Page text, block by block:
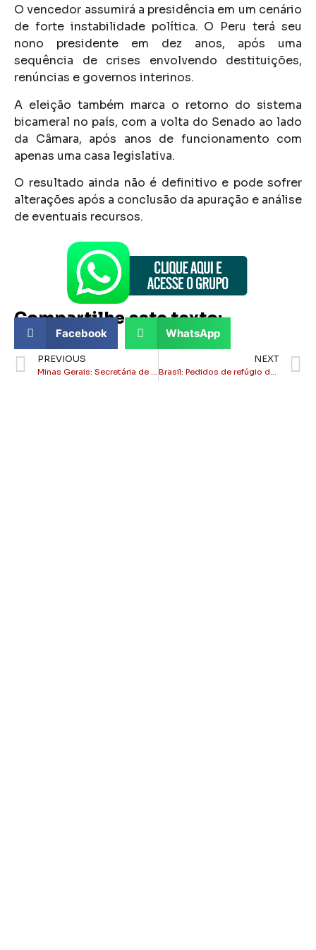
O vencedor assumirá a presidência em um cenário
de forte instabilidade política. O Peru terá seu
nono presidente em dez anos, após uma
sequência de crises envolvendo destituições,
renúncias e governos interinos.
A eleição também marca o retorno do sistema
bicameral no país, com a volta do Senado ao lado
da Câmara, após anos de funcionamento com
apenas uma casa legislativa.
O resultado ainda não é definitivo e pode sofrer
alterações após a conclusão da apuração e análise
de eventuais recursos.
Compartilhe este texto:
Facebook WhatsApp
PREVIOUS
Minas Gerais: Secretária de Saúde de Orizânia é presa por suspeita de uso irregular de veículo oficial
NEXT
Brasil: Pedidos de refúgio de venezuelanos caem quase 40% após captura de Maduro